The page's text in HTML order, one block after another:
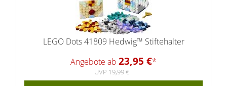
LEGO Dots 41809 Hedwig™ Stiftehalter
Angebote ab 23,95 €*
UVP 19,99 €